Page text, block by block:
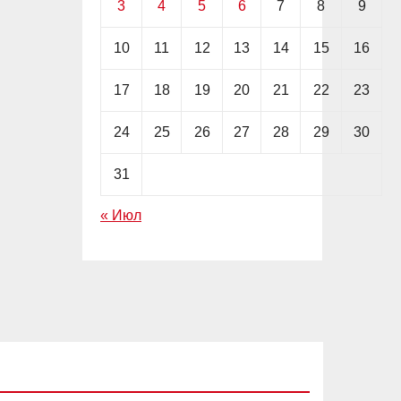
3 4 5 6 7 8 9
10 11 12 13 14 15 16
17 18 19 20 21 22 23
24 25 26 27 28 29 30
31
« Июл